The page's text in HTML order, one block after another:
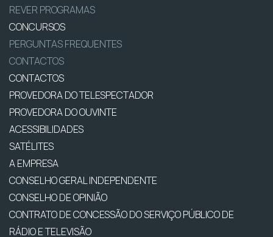
REVER PROGRAMAS
CONCURSOS
PERGUNTAS FREQUENTES
CONTACTOS
CONTACTOS
PROVEDORA DO TELESPECTADOR
PROVEDORA DO OUVINTE
ACESSIBILIDADES
SATÉLITES
A EMPRESA
CONSELHO GERAL INDEPENDENTE
CONSELHO DE OPINIÃO
CONTRATO DE CONCESSÃO DO SERVIÇO PÚBLICO DE
RÁDIO E TELEVISÃO